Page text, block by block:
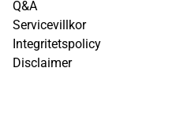
Q&A
Servicevillkor
Integritetspolicy
Disclaimer